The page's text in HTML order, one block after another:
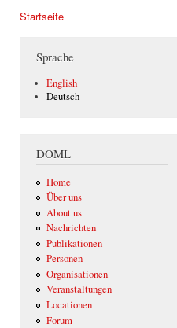
Startseite
Sprache
English
Deutsch
DOML
Home
Über uns
About us
Nachrichten
Publikationen
Personen
Organisationen
Veranstaltungen
Locationen
Forum